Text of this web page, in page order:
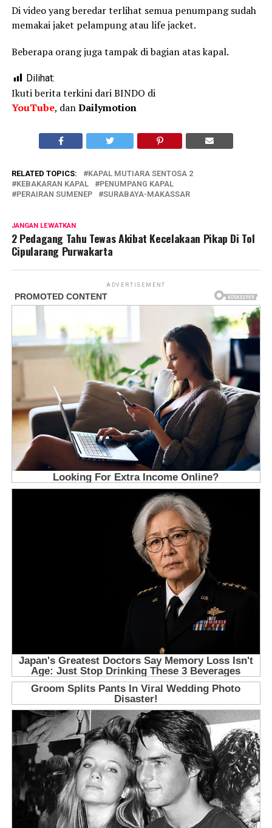
Di video yang beredar terlihat semua penumpang sudah
memakai jaket pelampung atau life jacket.
Beberapa orang juga tampak di bagian atas kapal.
Dilihat:
Ikuti berita terkini dari BINDO di
YouTube, danDailymotion
RELATED TOPICS:
KAPAL MUTIARA SENTOSA 2
KEBAKARAN KAPAL
PENUMPANG KAPAL
PERAIRAN SUMENEP
SURABAYA-MAKASSAR
JANGAN LEWATKAN
2 Pedagang Tahu Tewas Akibat Kecelakaan Pikap Di Tol
Cipularang Purwakarta
ADVERTISEMENT